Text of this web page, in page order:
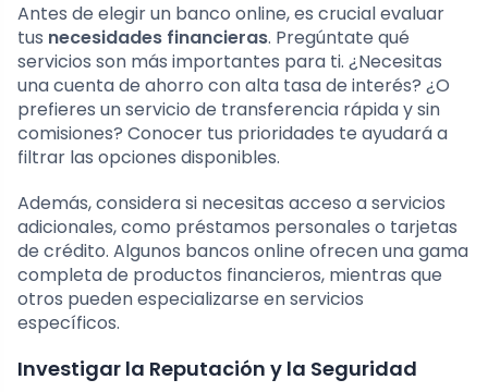
Antes de elegir un banco online, es crucial evaluar
tus necesidades financieras. Pregúntate qué
servicios son más importantes para ti. ¿Necesitas
una cuenta de ahorro con alta tasa de interés? ¿O
prefieres un servicio de transferencia rápida y sin
comisiones? Conocer tus prioridades te ayudará a
filtrar las opciones disponibles.
Además, considera si necesitas acceso a servicios
adicionales, como préstamos personales o tarjetas
de crédito. Algunos bancos online ofrecen una gama
completa de productos financieros, mientras que
otros pueden especializarse en servicios
específicos.
Investigar la Reputación y la Seguridad